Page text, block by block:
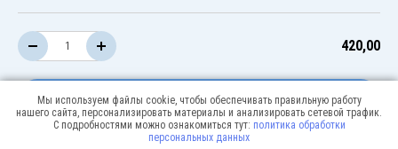
420,00
В корзину
Мы используем файлы cookie, чтобы обеспечивать правильную работу
нашего сайта, персонализировать материалы и анализировать сетевой трафик.
С подробностями можно ознакомиться тут: политика обработки
персональных данных